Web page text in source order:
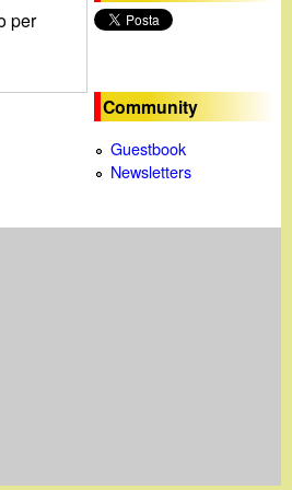
c
per
Community
Guestbook
Newsletters